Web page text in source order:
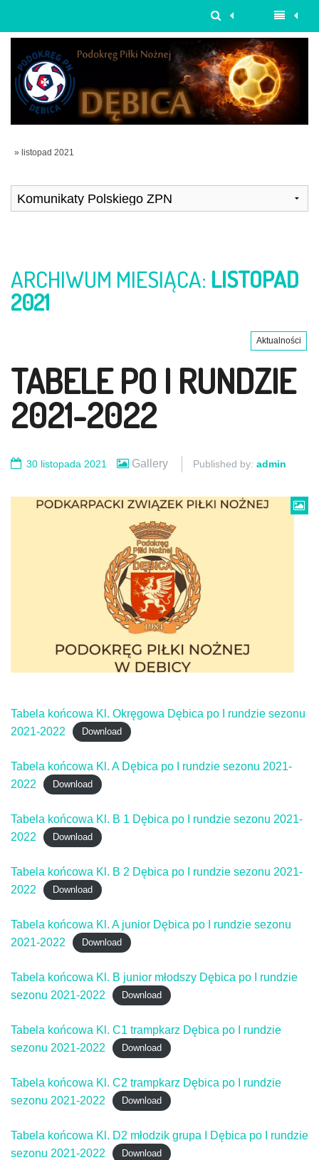
» listopad 2021
ARCHIWUM MIESIĄCA: LISTOPAD
2021
Aktualności
TABELE PO I RUNDZIE
2021-2022
30 listopada 2021 Gallery Published by: admin
Tabela końcowa Kl. Okręgowa Dębica po I rundzie sezonu
2021-2022
Download
Tabela końcowa Kl. A Dębica po I rundzie sezonu 2021-
2022
Download
Tabela końcowa Kl. B 1 Dębica po I rundzie sezonu 2021-
2022
Download
Tabela końcowa Kl. B 2 Dębica po I rundzie sezonu 2021-
2022
Download
Tabela końcowa Kl. A junior Dębica po I rundzie sezonu
2021-2022
Download
Tabela końcowa Kl. B junior młodszy Dębica po I rundzie
sezonu 2021-2022
Download
Tabela końcowa Kl. C1 trampkarz Dębica po I rundzie
sezonu 2021-2022
Download
Tabela końcowa Kl. C2 trampkarz Dębica po I rundzie
sezonu 2021-2022
Download
Tabela końcowa Kl. D2 młodzik grupa I Dębica po I rundzie
sezonu 2021-2022
Download